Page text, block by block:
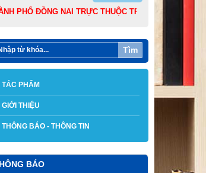
ĐỒNG NAI TRỰC THUỘC TRUNG ƯƠNG VÀ 136
Tìm
TÁC PHẨM
GIỚI THIỆU
THÔNG BÁO - THÔNG TIN
BÁO